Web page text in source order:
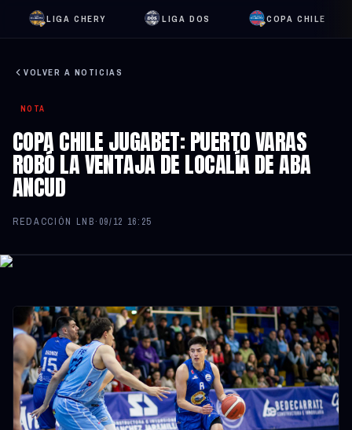
LIGA CHERY LIGA DOS COPA CHILE
VOLVER A NOTICIAS
NOTA
COPA CHILE JUGABET: PUERTO VARAS
ROBÓ LA VENTAJA DE LOCALÍA DE ABA
ANCUD
REDACCIÓN LNB· 09/12 16:25